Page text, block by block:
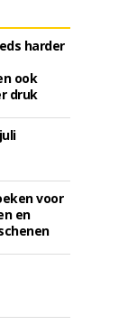
harder
ook
druk
voor
en